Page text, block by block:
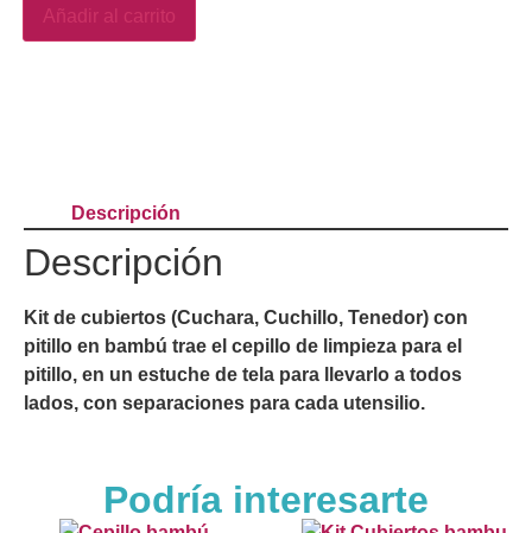
Añadir al carrito
Descripción
Descripción
Kit de cubiertos (Cuchara, Cuchillo, Tenedor) con
pitillo en bambú trae el cepillo de limpieza para el
pitillo, en un estuche de tela para llevarlo a todos
lados, con separaciones para cada utensilio.
Podría interesarte